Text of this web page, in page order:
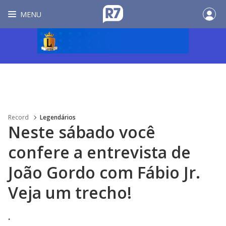
MENU
Record Legendários
Neste sábado você
confere a entrevista de
João Gordo com Fábio Jr.
Veja um trecho!
.